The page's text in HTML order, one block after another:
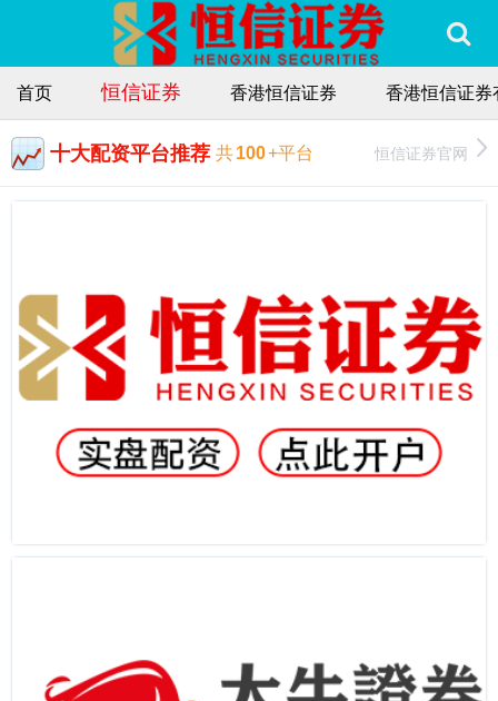
首页 恒信证券 香港恒信证券 香港恒信证券
十大配资平台推荐 共100+平台 恒信证券官网